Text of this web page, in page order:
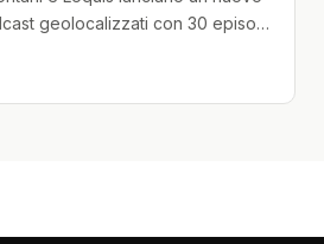
geolocalizzati con 30 episodi
Presentato al Palazzo
il 10 aprile 2026.